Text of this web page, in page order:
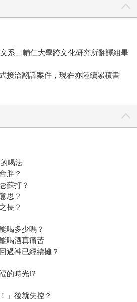
系、輔仁大學跨文化研究所翻譯組畢
接洽翻譯案件，現在亦陸續累積書
喝法
胖？
蘇打？
思？
長？
喝多少嗎？
喝酒真痛苦
過神已經續攤？
的時光!?
」後就失控？